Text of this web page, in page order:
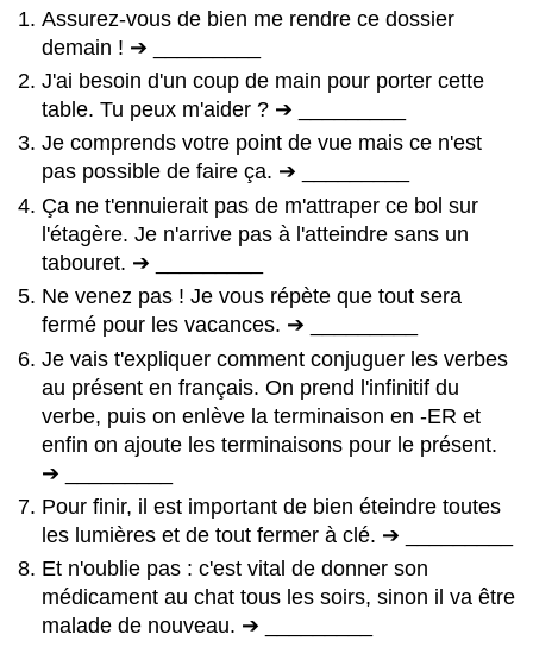
Assurez-vous de bien me rendre ce dossier
demain ! ➔ _________
J'ai besoin d'un coup de main pour porter cette
table. Tu peux m'aider ? ➔ _________
Je comprends votre point de vue mais ce n'est
pas possible de faire ça. ➔ _________
Ça ne t'ennuierait pas de m'attraper ce bol sur
l'étagère. Je n'arrive pas à l'atteindre sans un
tabouret. ➔ _________
Ne venez pas ! Je vous répète que tout sera
fermé pour les vacances. ➔ _________
Je vais t'expliquer comment conjuguer les verbes
au présent en français. On prend l'infinitif du
verbe, puis on enlève la terminaison en -ER et
enfin on ajoute les terminaisons pour le présent.
➔ _________
Pour finir, il est important de bien éteindre toutes
les lumières et de tout fermer à clé. ➔ _________
Et n'oublie pas : c'est vital de donner son
médicament au chat tous les soirs, sinon il va être
malade de nouveau. ➔ _________